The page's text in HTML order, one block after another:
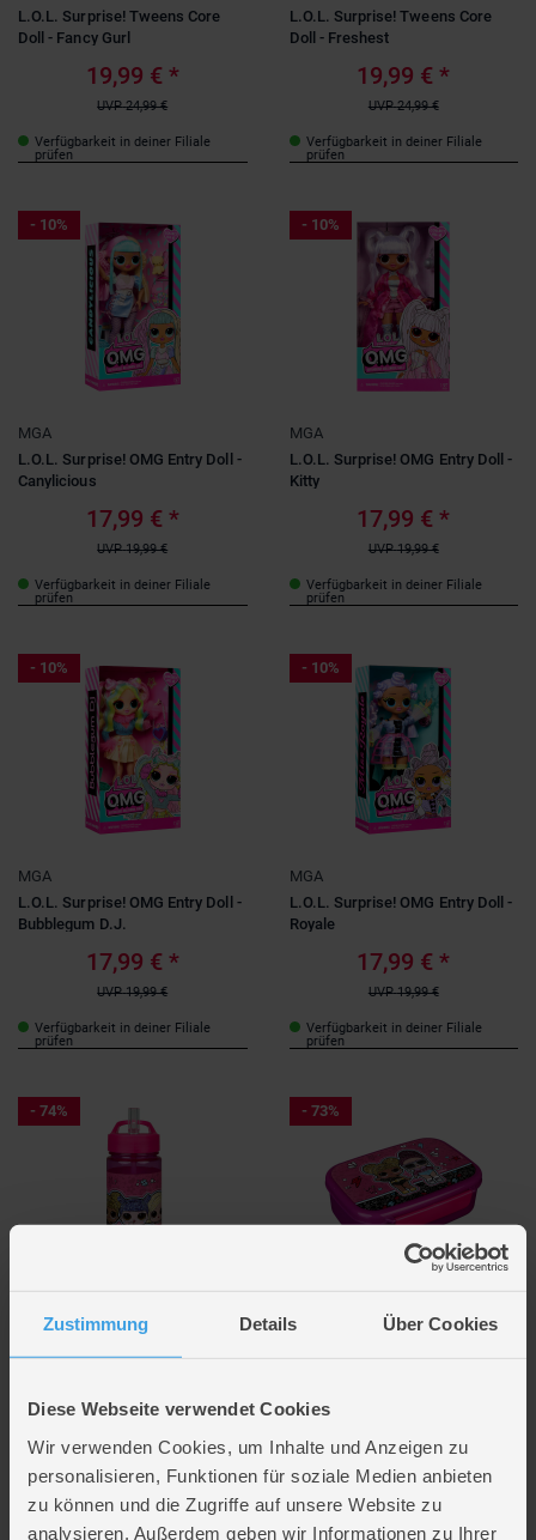
Zustimmung Details Über Cookies
Diese Webseite verwendet Cookies
Wir verwenden Cookies, um Inhalte und Anzeigen zu
personalisieren, Funktionen für soziale Medien anbieten
zu können und die Zugriffe auf unsere Website zu
analysieren. Außerdem geben wir Informationen zu Ihrer
L.O.L. Surprise! Tweens Core
Doll - Fancy Gurl
19,99 € *
UVP 24,99 €
Verfügbarkeit in deiner Filiale
prüfen
L.O.L. Surprise! Tweens Core
Doll - Freshest
19,99 € *
UVP 24,99 €
Verfügbarkeit in deiner Filiale
prüfen
- 10%
MGA
L.O.L. Surprise! OMG Entry Doll -
Canylicious
17,99 € *
UVP 19,99 €
Verfügbarkeit in deiner Filiale
prüfen
- 10%
MGA
L.O.L. Surprise! OMG Entry Doll -
Kitty
17,99 € *
UVP 19,99 €
Verfügbarkeit in deiner Filiale
prüfen
- 10%
MGA
L.O.L. Surprise! OMG Entry Doll -
Bubblegum D.J.
17,99 € *
UVP 19,99 €
Verfügbarkeit in deiner Filiale
prüfen
- 10%
MGA
L.O.L. Surprise! OMG Entry Doll -
Royale
17,99 € *
UVP 19,99 €
Verfügbarkeit in deiner Filiale
prüfen
- 74%
Undercover
1,99 €*
Verfügbarkeit in deiner Filiale
prüfen
- 73%
Undercover
Verfügbarkeit in deiner Filiale
prüfen